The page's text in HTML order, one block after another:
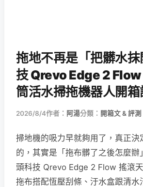
拖地不再是「把髒水
技 Qrevo Edge 2 Flow
筒活水掃拖機器人開箱
2026/8/4作者： 阿湯分類： 開箱文 & 評測
掃地機的吸力早就夠用了，真正決
的，其實是「拖布髒了之後怎麼辦
頭科技 Qrevo Edge 2 Flow 搖滾
拖布搭配恆壓刮條、汙水盒跟清水